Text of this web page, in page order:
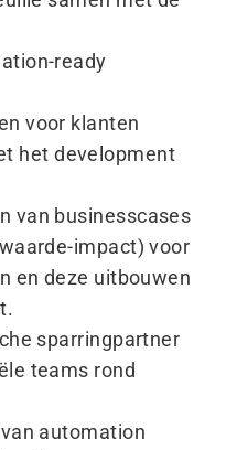
ready
voor klanten
het development
van businesscases
impact) voor
en deze uitbouwen
sparringpartner
teams rond
automation